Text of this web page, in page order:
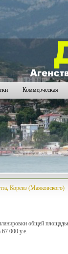
589 590
Коммерческая
Кореиз (Маяковского)
общей
000 у.е.